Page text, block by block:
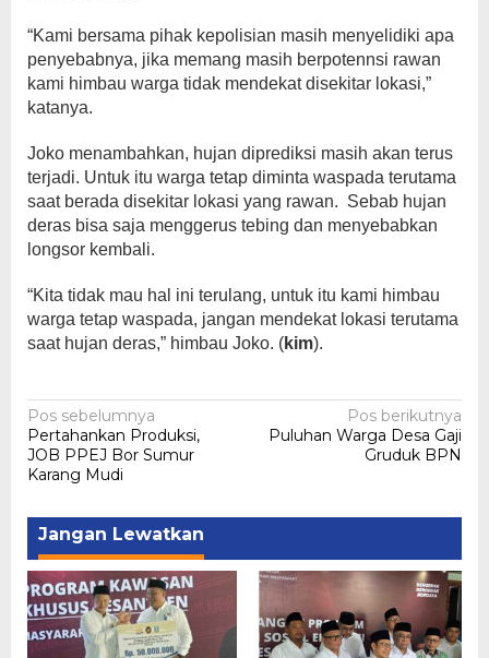
“Kami bersama pihak kepolisian masih menyelidiki apa
penyebabnya, jika memang masih berpotennsi rawan
kami himbau warga tidak mendekat disekitar lokasi,”
katanya.
Joko menambahkan, hujan diprediksi masih akan terus
terjadi. Untuk itu warga tetap diminta waspada terutama
saat berada disekitar lokasi yang rawan. Sebab hujan
deras bisa saja menggerus tebing dan menyebabkan
longsor kembali.
“Kita tidak mau hal ini terulang, untuk itu kami himbau
warga tetap waspada, jangan mendekat lokasi terutama
saat hujan deras,” himbau Joko. (kim).
Navigasi
pos
Pos sebelumnya
Pertahankan Produksi,
JOB PPEJ Bor Sumur
Karang Mudi
Pos berikutnya
Puluhan Warga Desa Gaji
Gruduk BPN
Jangan Lewatkan